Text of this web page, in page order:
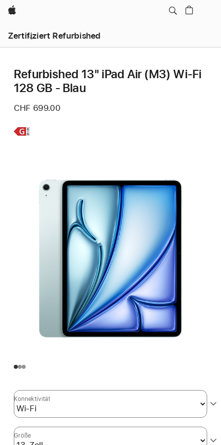
Apple
Zertifiziert Refurbished
Refurbished 13" iPad Air (M3) Wi‑Fi
128 GB - Blau
CHF 699.00
Weitere
Konnektivität
Größe